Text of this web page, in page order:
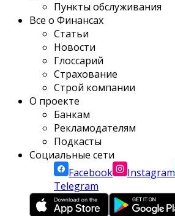
Пункты обслуживания
Все о Финансах
Статьи
Новости
Глоссарий
Страхование
Строй компании
О проекте
Банкам
Рекламодателям
Подкасты
Социальные сети
Facebook
Instagram
Telegram